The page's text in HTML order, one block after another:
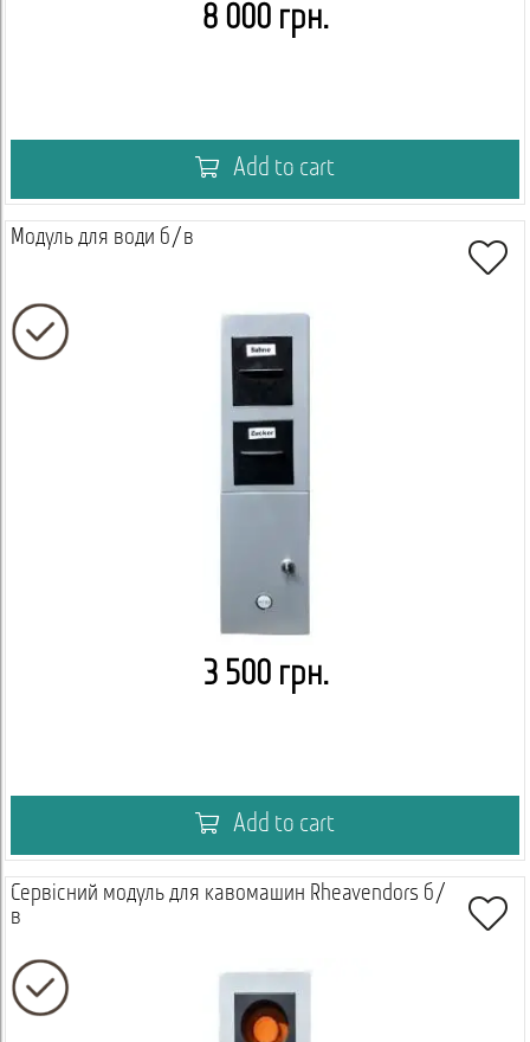
8 000 грн.
Add to cart
Модуль для води б/в
3 500 грн.
Add to cart
Сервісний модуль для кавомашин Rheavendors б/
в